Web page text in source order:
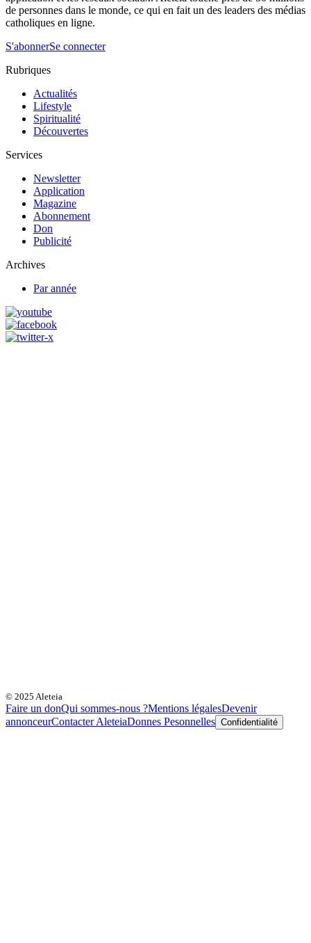
de personnes dans le monde, ce qui en fait un des leaders des médias
catholiques en ligne.
S'abonnerSe connecter
Rubriques
Actualités
Lifestyle
Spiritualité
Découvertes
Services
Newsletter
Application
Magazine
Abonnement
Don
Publicité
Archives
Par année
© 2025 Aleteia
Faire un donQui sommes-nous ?Mentions légalesDevenir
annonceurContacter AleteiaDonnes Pesonnelles Confidentialité